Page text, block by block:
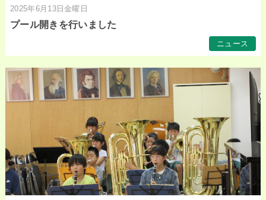
2025年6月13日金曜日
プール開きを行いました
ニュース